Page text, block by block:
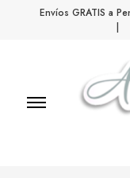
Envíos GRATIS a
|